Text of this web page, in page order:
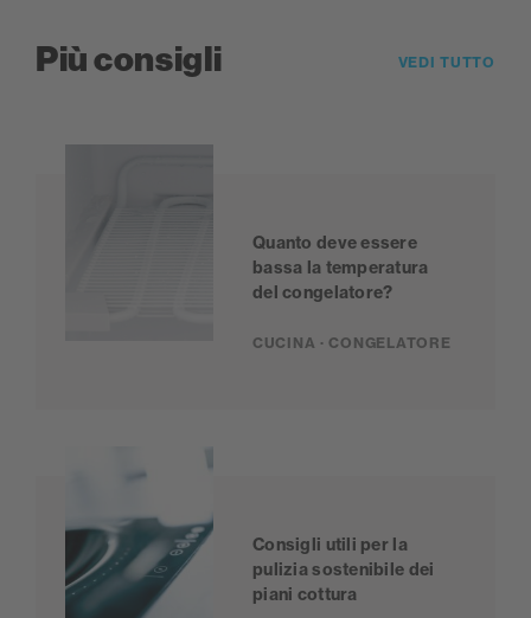
Più consigli VEDI TUTTO
Quanto deve essere
bassa la temperatura
del congelatore?
CUCINA · CONGELATORE
Consigli utili per la
pulizia sostenibile dei
piani cottura